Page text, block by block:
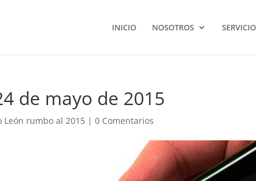
INICIO NOSOTROS
de mayo de 2015
León rumbo al 2015 |0 Comentarios